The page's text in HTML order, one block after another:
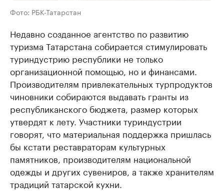
Фото: РБК-Татарстан
Недавно созданное агентство по развитию
туризма Татарстана собирается стимулировать
туриндустрию республики не только
организационной помощью, но и финансами.
Производителям привлекательных турпродуктов
чиновники собираются выдавать гранты из
республиканского бюджета, размер которых
утвердят к лету. Участники туриндустрии
говорят, что материальная поддержка пришлась
бы кстати реставраторам культурных
памятников, производителям национальной
одежды и других сувениров, а также хранителям
традиций татарской кухни.